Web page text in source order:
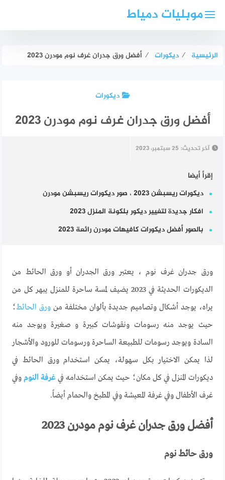
موبليات دمياط
الرئيسية ⁄ ديكورات ⁄ أفضل ورق جدران غرف نوم مودرن 2023
ديكورات
أفضل ورق جدران غرف نوم مودرن 2023
آخر تحديث: 25 سبتمبر، 2023
إقرأ أيضا
ديكورات ريسبشن 2023 ، صور ديكورات ريسبشن مودرن
افكار جديدة لتغيير ديكور بلكونة المنزل 2023
بالصور أفضل ديكورات كافيهات مودرن رائعة 2023
ورق جدران غرف نوم ، يعتبر ورق الجدران أو ورق الحائط من
الديكورات الحديثة في 2023 يضيف لمسة ساحرة للمنزل يبهر كل من
يراه، يوجد أشكال وتصاميم جديدة بألوان مختلفة من ورق الحائط؛
حيث يوجد منه رسومات ونقوشات كبيرة و صغيرة ويوجد منه
السادة ويوجد رسومات للطبيعة الساحرة ورسومات للورود والأشجار
لذا يمكن الاختيار بكل سهولة، يمكن استخدام ورق الحائط في
ديكورات المنزل في كل مكان؛ حيث يمكن استخدامه فيغرفة النوموفي
غرف الأطفال وفي غرفة المعيشة وفي المطبخ والحمام أيضاً.
أفضل ورق جدران غرف نوم مودرن 2023
ورق حائط نوم